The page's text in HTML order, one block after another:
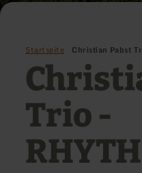
Startseite Christian Pabst
Trio -